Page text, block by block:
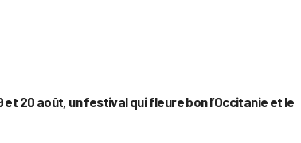
20 août, un festival qui fleure bon l’Occitanie et le